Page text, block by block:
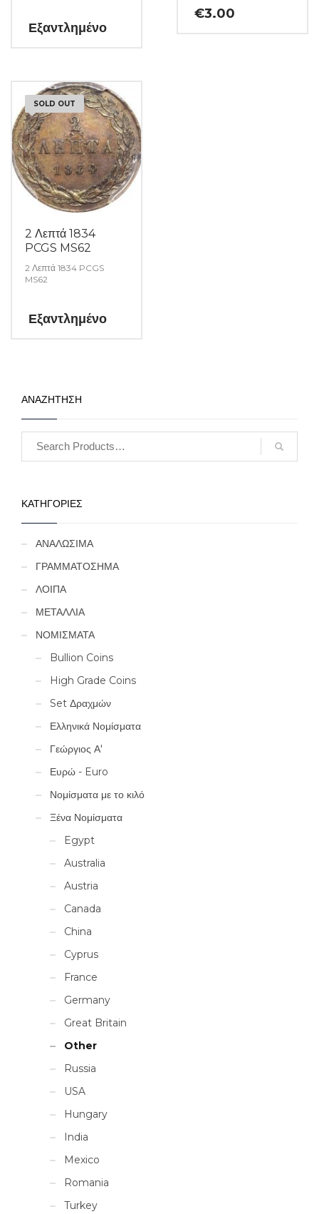
Εξαντλημένο
αυστηρώς ακυκλοφόρητο
από μασούρι τραπέζης.
€3.00
SOLD OUT
2 Λεπτά 1834
PCGS MS62
2 Λεπτά 1834 PCGS
MS62
Εξαντλημένο
ΑΝΑΖΗΤΗΣΗ
ΚΑΤΗΓΟΡΙΕΣ
ΑΝΑΛΩΣΙΜΑ
ΓΡΑΜΜΑΤΟΣΗΜΑ
ΛΟΙΠΑ
ΜΕΤΑΛΛΙΑ
ΝΟΜΙΣΜΑΤΑ
Bullion Coins
High Grade Coins
Set Δραχμών
Ελληνικά Νομίσματα
Γεώργιος Α'
Ευρώ - Euro
Νομίσματα με το κιλό
Ξένα Νομίσματα
Egypt
Australia
Austria
Canada
China
Cyprus
France
Germany
Great Britain
Other
Russia
USA
Hungary
India
Mexico
Romania
Turkey